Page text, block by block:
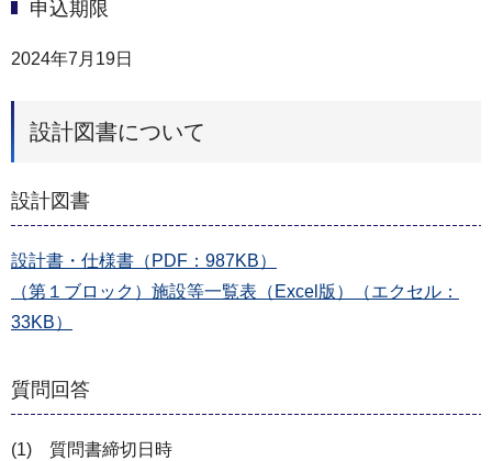
申込期限
2024年7月19日
設計図書について
設計図書
設計書・仕様書（PDF：987KB）
（第１ブロック）施設等一覧表（Excel版）（エクセル：
33KB）
質問回答
(1) 質問書締切日時